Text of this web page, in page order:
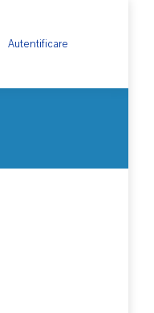
Autentificare